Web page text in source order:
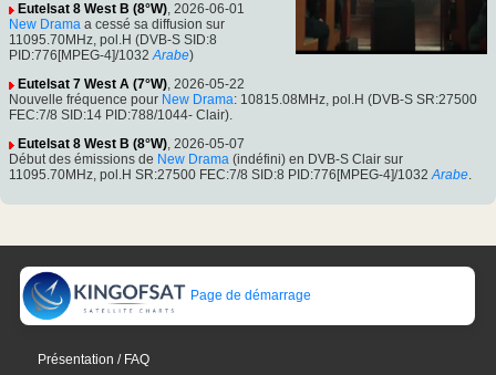
Eutelsat 8 West B (8°W), 2026-06-01
New Drama a cessé sa diffusion sur
11095.70MHz, pol.H (DVB-S SID:8
PID:776[MPEG-4]/1032 Arabe)
Eutelsat 7 West A (7°W), 2026-05-22
Nouvelle fréquence pour New Drama: 10815.08MHz, pol.H (DVB-S SR:27500
FEC:7/8 SID:14 PID:788/1044- Clair).
Eutelsat 8 West B (8°W), 2026-05-07
Début des émissions de New Drama (indéfini) en DVB-S Clair sur
11095.70MHz, pol.H SR:27500 FEC:7/8 SID:8 PID:776[MPEG-4]/1032 Arabe.
Page de démarrage
Présentation / FAQ